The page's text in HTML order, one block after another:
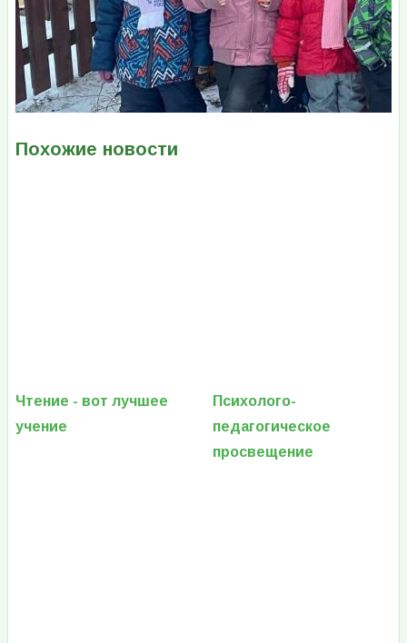
Похожие новости
Чтение - вот лучшее
учение
Психолого-
педагогическое
просвещение